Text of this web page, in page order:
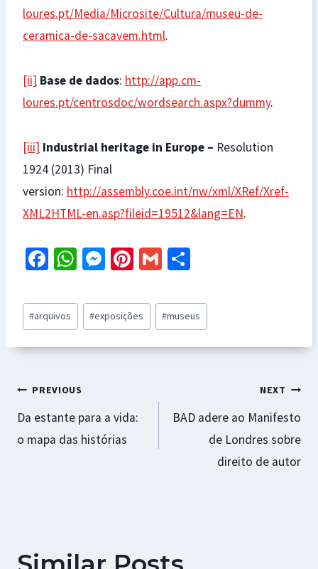
loures.pt/Media/Microsite/Cultura/museu-de-
ceramica-de-sacavem.html.
[ii] Base de dados: http://app.cm-
loures.pt/centrosdoc/wordsearch.aspx?dummy.
[iii] Industrial heritage in Europe – Resolution
1924 (2013) Final
version: http://assembly.coe.int/nw/xml/XRef/Xref-
XML2HTML-en.asp?fileid=19512&lang=EN.
Fa
b
o
o
W
at
sA
p
M
se
n
ge
Pi
er
es
t
G
ai
l
ar
e
Post
Tags:
#arquivos #exposições #museus
Navegação
de
PREVIOUS
Da estante para a vida:
o mapa das histórias
NEXT
BAD adere ao Manifesto
de Londres sobre
direito de autor